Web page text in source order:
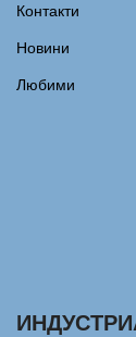
Контакти
Новини
Любими